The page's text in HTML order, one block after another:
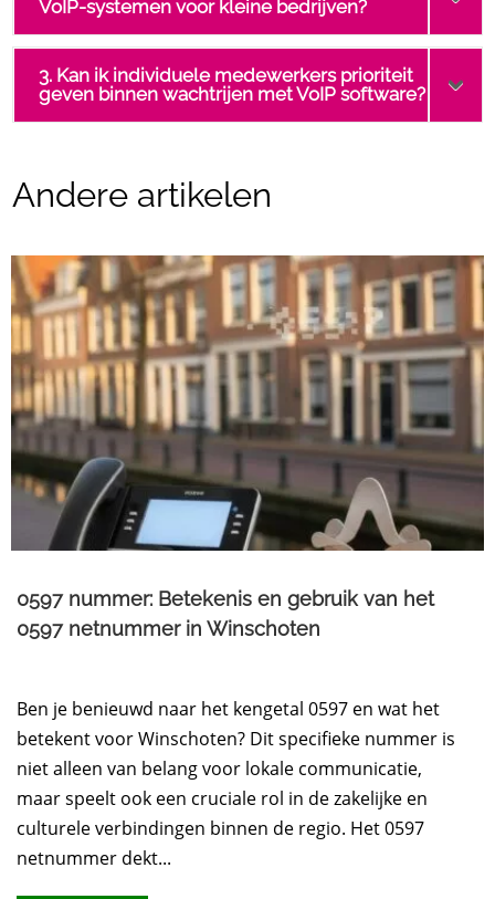
VoIP-systemen voor kleine bedrijven?
3. Kan ik individuele medewerkers prioriteit
geven binnen wachtrijen met VoIP software?
Andere artikelen
0597 nummer: Betekenis en gebruik van het
0597 netnummer in Winschoten
Ben je benieuwd naar het kengetal 0597 en wat het
betekent voor Winschoten? Dit specifieke nummer is
niet alleen van belang voor lokale communicatie,
maar speelt ook een cruciale rol in de zakelijke en
culturele verbindingen binnen de regio. Het 0597
netnummer dekt...